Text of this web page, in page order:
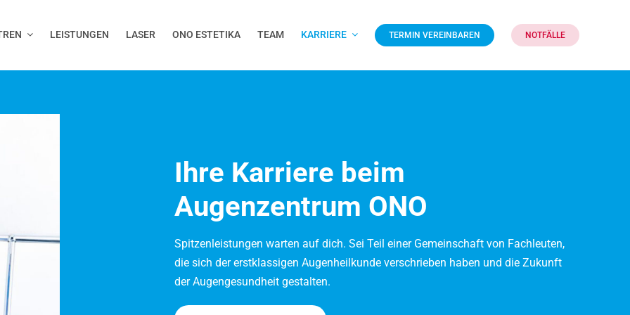
LEISTUNGEN LASER ONO ESTETIKA TEAM KARRIERE TERMIN VEREINBAREN NOTFÄLLE
Ihre Karriere beim
Augenzentrum ONO
Spitzenleistungen warten auf dich. Sei Teil einer Gemeinschaft von Fachleuten,
die sich der erstklassigen Augenheilkunde verschrieben haben und die Zukunft
der Augengesundheit gestalten.